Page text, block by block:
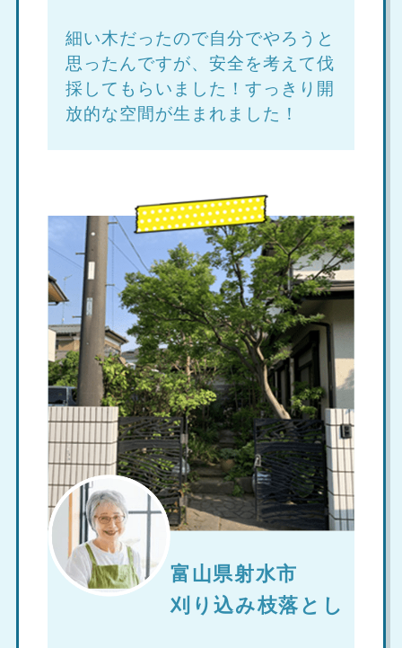
細い木だったので自分でやろうと
思ったんですが、安全を考えて伐
採してもらいました！すっきり開
放的な空間が生まれました！
富山県射水市
刈り込み枝落とし